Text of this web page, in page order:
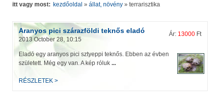
itt vagy most: kezdőoldal » állat, növény » terrarisztika
Aranyos pici szárazföldi teknős eladó
2013 October 28, 10:15
Ár: 13000 Ft
Eladó egy aranyos pici sztyeppi teknős. Ebben az évben
született. Még egy van. A kép róluk ...
RÉSZLETEK >